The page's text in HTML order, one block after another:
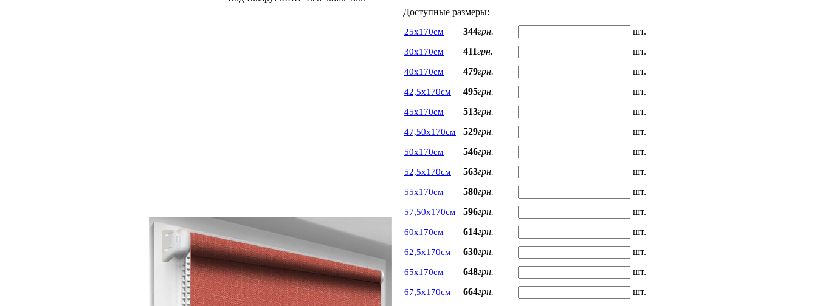
Доступные размеры:
25х170см 344грн. шт.
30х170см 411грн. шт.
40х170см 479грн. шт.
42,5х170см 495грн. шт.
45х170см 513грн. шт.
47,50х170см 529грн. шт.
50х170см 546грн. шт.
52,5х170см 563грн. шт.
55х170см 580грн. шт.
57,50х170см 596грн. шт.
60х170см 614грн. шт.
62,5х170см 630грн. шт.
65х170см 648грн. шт.
67,5х170см 664грн. шт.